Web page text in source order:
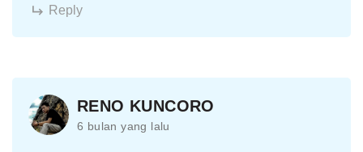
Reply
RENO KUNCORO
6 bulan yang lalu